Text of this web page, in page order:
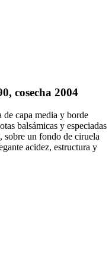
cosecha 2004
capa media y borde
balsámicas y especiadas
un fondo de ciruela
acidez, estructura y